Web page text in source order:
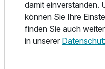
Unsere der waldreichen
Saunalandschaft ist
Uhr geöffnet. Nach
ehemaligen
damit einverstanden.
können Sie Ihre
finden Sie auch
in unserer